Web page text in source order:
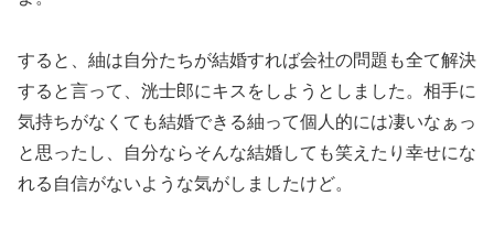
すると、紬は自分たちが結婚すれば会社の問題も全て解決
すると言って、洸士郎にキスをしようとしました。相手に
気持ちがなくても結婚できる紬って個人的には凄いなぁっ
と思ったし、自分ならそんな結婚しても笑えたり幸せにな
れる自信がないような気がしましたけど。